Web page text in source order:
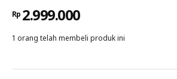
Rp 2.999.000
1 orang telah membeli produk ini